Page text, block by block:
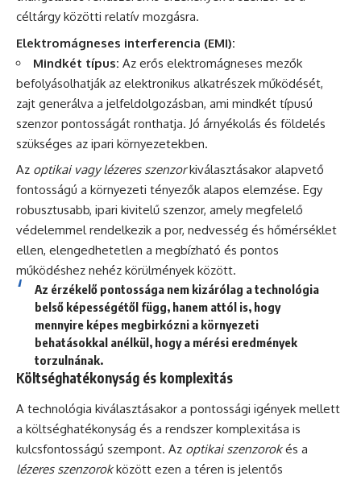
céltárgy közötti relatív mozgásra.
Elektromágneses interferencia (EMI):
Mindkét típus: Az erős elektromágneses mezők
befolyásolhatják az elektronikus alkatrészek működését,
zajt generálva a jelfeldolgozásban, ami mindkét típusú
szenzor pontosságát ronthatja. Jó árnyékolás és földelés
szükséges az ipari környezetekben.
Az optikai vagy lézeres szenzorkiválasztásakor alapvető
fontosságú a környezeti tényezők alapos elemzése. Egy
robusztusabb, ipari kivitelű szenzor, amely megfelelő
védelemmel rendelkezik a por, nedvesség és hőmérséklet
ellen, elengedhetetlen a megbízható és pontos
működéshez nehéz körülmények között.
Az érzékelő pontossága nem kizárólag a technológia
belső képességétől függ, hanem attól is, hogy
mennyire képes megbirkózni a környezeti
behatásokkal anélkül, hogy a mérési eredmények
torzulnának.
Költséghatékonyság és komplexitás
A technológia kiválasztásakor a pontossági igények mellett
a költséghatékonyság és a rendszer komplexitása is
kulcsfontosságú szempont. Az optikai szenzorokés a
lézeres szenzorokközött ezen a téren is jelentős